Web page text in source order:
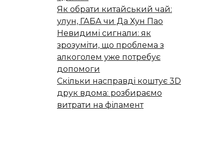
Як обрати китайський чай:
улун, ГАБА чи Да Хун Пао
Невидимі сигнали: як
зрозуміти, що проблема з
алкоголем уже потребує
допомоги
Скільки насправді коштує 3D
друк вдома: розбираємо
витрати на філамент